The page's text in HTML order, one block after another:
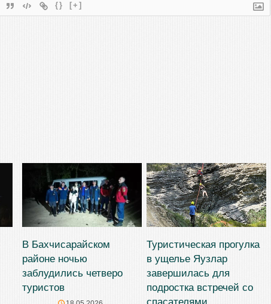
{} [+]
В Бахчисарайском
районе ночью
заблудились четверо
туристов
Туристическая прогулка
в ущелье Яузлар
завершилась для
подростка встречей со